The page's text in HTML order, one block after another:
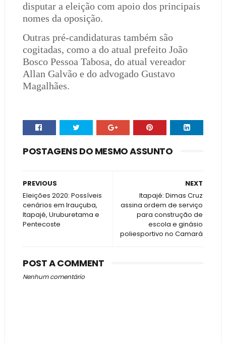
disputar a eleição com apoio dos principais
nomes da oposição.
Outras pré-candidaturas também são
cogitadas, como a do atual prefeito João
Bosco Pessoa Tabosa, do atual vereador
Allan Galvão e do advogado Gustavo
Magalhães.
POSTAGENS DO MESMO ASSUNTO
NEXT
Itapajé: Dimas Cruz
assina ordem de serviço
para construção de
escola e ginásio
poliesportivo no Camará
PREVIOUS
Eleições 2020: Possíveis
cenários em Irauçuba,
Itapajé, Uruburetama e
Pentecoste
POST A COMMENT
Nenhum comentário